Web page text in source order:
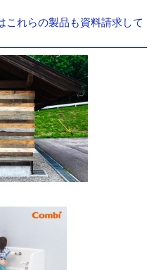
これらの製品も資料請求して